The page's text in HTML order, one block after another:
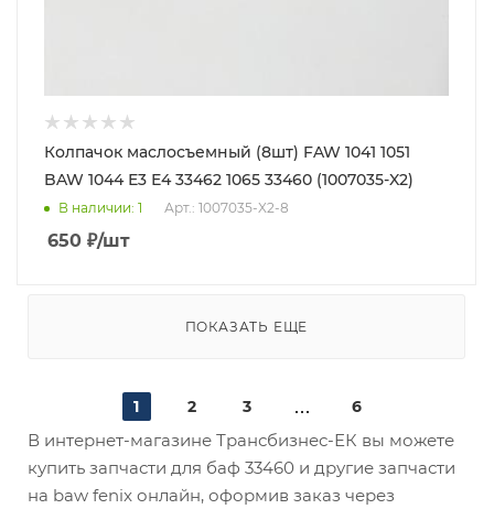
Колпачок маслосъемный (8шт) FAW 1041 1051
BAW 1044 Е3 Е4 33462 1065 33460 (1007035-X2)
В наличии: 1 Арт.: 1007035-X2-8
650 ₽/шт
ПОКАЗАТЬ ЕЩЕ
1 2 3 6
В интернет-магазине Трансбизнес-ЕК вы можете
купить запчасти для баф 33460 и другие запчасти
на baw fenix онлайн, оформив заказ через